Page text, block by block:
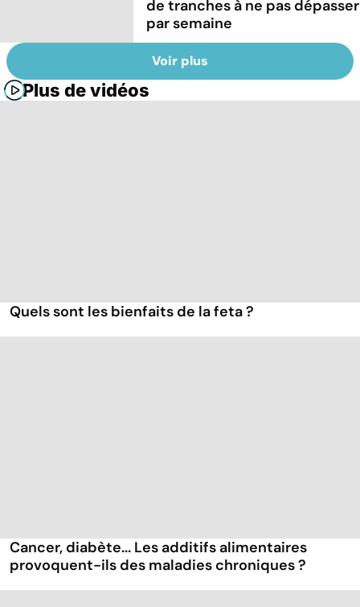
de tranches à ne pas dépasser
par semaine
Voir plus
Plus de vidéos
Quels sont les bienfaits de la feta ?
Cancer, diabète... Les additifs alimentaires
provoquent-ils des maladies chroniques ?